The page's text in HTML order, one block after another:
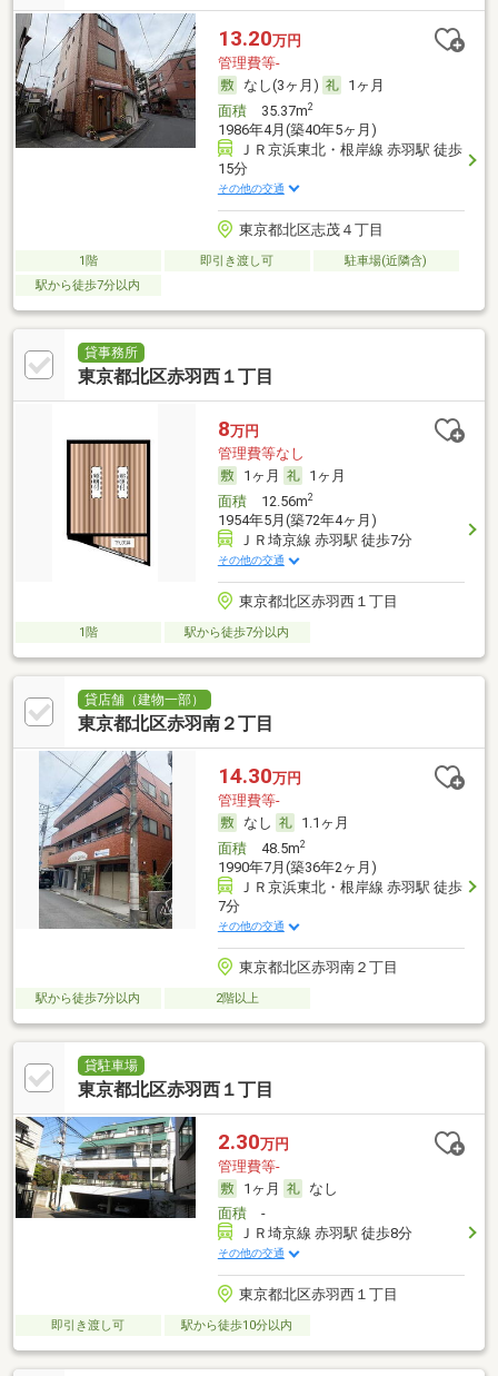
13.20万円
管理費等-
なし(3ヶ月)
1ヶ月
面積35.37m2
1986年4月(築40年5ヶ月)
ＪＲ京浜東北・根岸線 赤羽駅 徒歩
15分
その他の交通
東京都北区志茂４丁目
1階 即引き渡し可
駐車場(近隣含)
駅から徒歩7分以内
貸事務所
東京都北区赤羽西１丁目
8万円
管理費等なし
1ヶ月
1ヶ月
面積12.56m2
1954年5月(築72年4ヶ月)
ＪＲ埼京線 赤羽駅 徒歩7分
その他の交通
東京都北区赤羽西１丁目
1階 駅から徒歩7分以内
貸店舗（建物一部）
東京都北区赤羽南２丁目
14.30万円
管理費等-
なし
1.1ヶ月
面積48.5m2
1990年7月(築36年2ヶ月)
ＪＲ京浜東北・根岸線 赤羽駅 徒歩
7分
その他の交通
東京都北区赤羽南２丁目
駅から徒歩7分以内 2階以上
貸駐車場
東京都北区赤羽西１丁目
2.30万円
管理費等-
1ヶ月
なし
面積-
ＪＲ埼京線 赤羽駅 徒歩8分
その他の交通
東京都北区赤羽西１丁目
即引き渡し可 駅から徒歩10分以内